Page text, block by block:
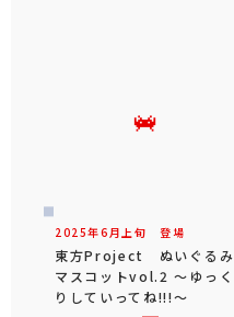
2025年6 月 上旬 登場
東方Project ぬいぐるみ
マスコットvol.2 ～ゆっく
りしていってね!!!～